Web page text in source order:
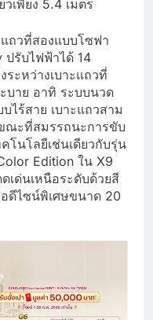
เพียง 5.4 เมตร
ถวที่สองแบบโซฟา
รับไฟฟ้าได้ 14
ะหว่างเบาะแถวที่
บาย อาทิ ระบบนวด
ไร้สาย เบาะแถวสาม
ณะที่สมรรถนะการขับ
โนโลยีเช่นเดียวกับรุ่น
Edition ใน X9
เด่นเหนือระดับด้วยสี
ดีไซน์พิเศษขนาด 20